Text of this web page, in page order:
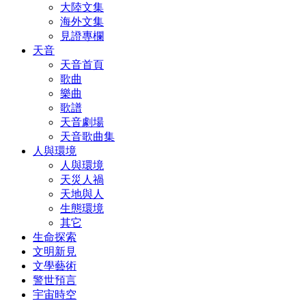
大陸文集
海外文集
見證專欄
天音
天音首頁
歌曲
樂曲
歌譜
天音劇場
天音歌曲集
人與環境
人與環境
天災人禍
天地與人
生態環境
其它
生命探索
文明新見
文學藝術
警世預言
宇宙時空